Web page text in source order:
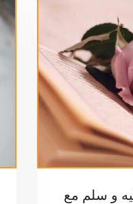
و سلم مع